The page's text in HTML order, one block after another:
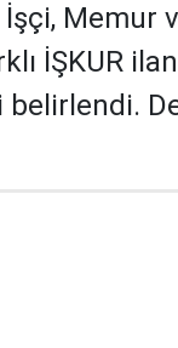
Memur
İŞKUR